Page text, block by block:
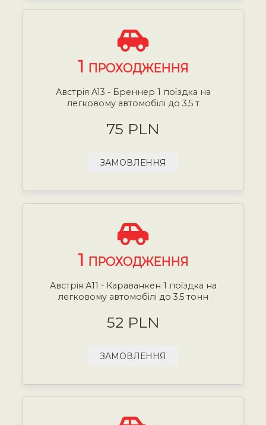
1 ПРОХОДЖЕННЯ
Австрія A13 - Бреннер 1 поїздка на
легковому автомобілі до 3,5 т
75 PLN
ЗАМОВЛЕННЯ
1 ПРОХОДЖЕННЯ
Австрія А11 - Караванкен 1 поїздка на
легковому автомобілі до 3,5 тонн
52 PLN
ЗАМОВЛЕННЯ